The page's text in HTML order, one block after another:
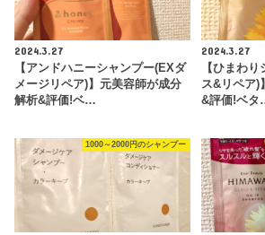
2024.3.27
【アンドハニーシャンプー(EXダ
メージリペア)】元美容師が成分
解析&評価!ベ…
2024.3.27
【ひまわ
ス&リペア)
&評価!ベ
1000～2000円のシャンプー